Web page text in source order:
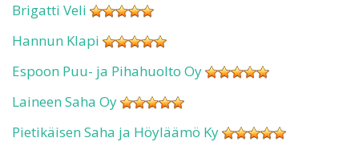
Brigatti Veli
Hannun Klapi
Espoon Puu- ja Pihahuolto Oy
Laineen Saha Oy
Pietikäisen Saha ja Höyläämö Ky